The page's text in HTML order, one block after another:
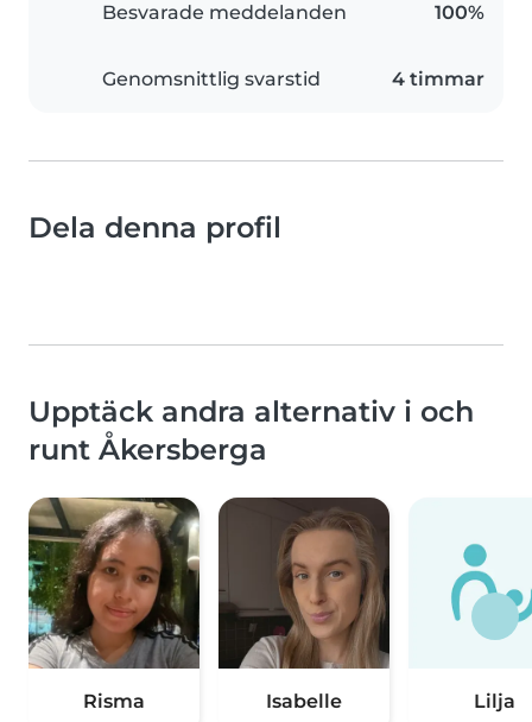
Besvarade meddelanden 100%
Genomsnittlig svarstid 4 timmar
Dela denna profil
Upptäck andra alternativ i och
runt Åkersberga
Risma Isabelle Lilja